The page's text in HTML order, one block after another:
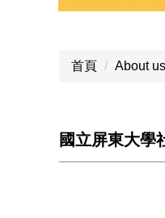
首頁 About us
國立屏東大學